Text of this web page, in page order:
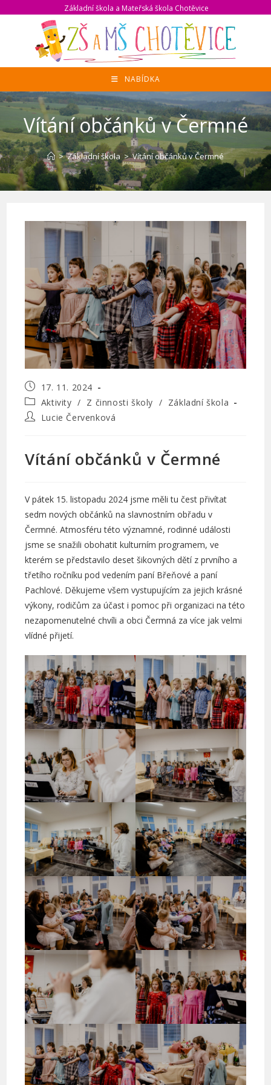
Základní škola a Mateřská škola Chotěvice
NABÍDKA
Vítání občánků v Čermné
> Základní škola > Vítání občánků v Čermné
Příspěvek
byl
publikován
17. 11. 2024
Rubriky
příspěvku
Aktivity / Z činnosti školy / Základní škola
AutorLucie Červenková
Vítání občánků v Čermné
V pátek 15. listopadu 2024 jsme měli tu čest přivítat
sedm nových občánků na slavnostním obřadu v
Čermné. Atmosféru této významné, rodinné události
jsme se snažili obohatit kulturním programem, ve
kterém se představilo deset šikovných dětí z prvního a
třetího ročníku pod vedením paní Břeňové a paní
Pachlové. Děkujeme všem vystupujícím za jejich krásné
výkony, rodičům za účast i pomoc při organizaci na této
nezapomenutelné chvíli a obci Čermná za více jak velmi
vlídné přijetí.